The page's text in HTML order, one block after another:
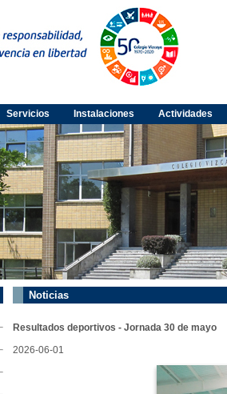
Servicios Instalaciones Actividades
Noticias
Resultados deportivos - Jornada 30 de mayo
2026-06-01